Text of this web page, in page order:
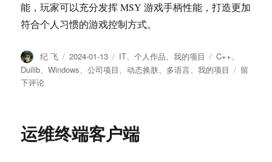
能，玩家可以充分发挥 MSY 游戏手柄性能，打造更加
符合个人习惯的游戏控制方式。
作
者
纪 飞
发
布
2024-01-13
分
类
IT、个人作品、我的项目
标
签
C++、
Duilib、Windows、公司项目、动态换肤、 多语言、我的项目
于
留
下评论
运维终端客户端